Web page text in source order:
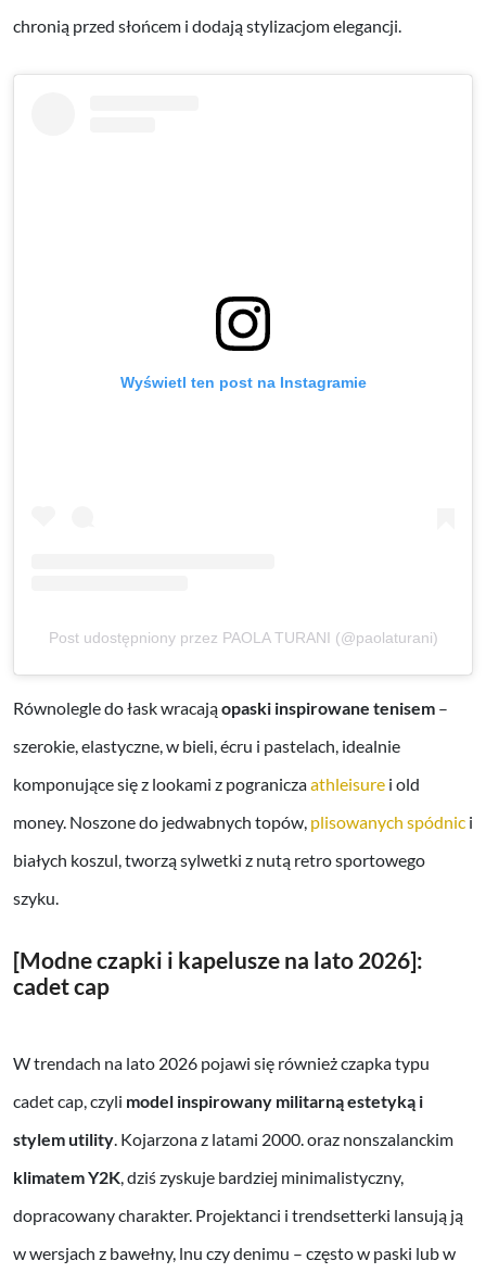
chronią przed słońcem i dodają stylizacjom elegancji.
Wyświetl ten post na Instagramie
Post udostępniony przez PAOLA TURANI (@paolaturani)
Równolegle do łask wracająopaski inspirowane tenisem –
szerokie, elastyczne, w bieli, écru i pastelach, idealnie
komponujące się z lookami z pograniczaathleisure i old
money. Noszone do jedwabnych topów, plisowanych spódnic i
białych koszul, tworzą sylwetki z nutą retro sportowego
szyku.
[Modne czapki i kapelusze na lato 2026]:
cadet cap
W trendach na lato 2026 pojawi się również czapka typu
cadet cap, czyli model inspirowany militarną estetyką i
stylem utility. Kojarzona z latami 2000. oraz nonszalanckim
klimatem Y2K, dziś zyskuje bardziej minimalistyczny,
dopracowany charakter. Projektanci i trendsetterki lansują ją
w wersjach z bawełny, lnu czy denimu – często w paski lub w